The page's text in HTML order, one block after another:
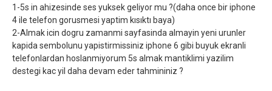
1-5s in ahizesinde ses yuksek geliyor mu ?(daha once bir iphone
4 ile telefon gorusmesi yaptim kısıktı baya)
2-Almak icin dogru zamanmi sayfasinda almayin yeni urunler
kapida sembolunu yapistirmissiniz iphone 6 gibi buyuk ekranli
telefonlardan hoslanmiyorum 5s almak mantiklimi yazilim
destegi kac yil daha devam eder tahmininiz ?